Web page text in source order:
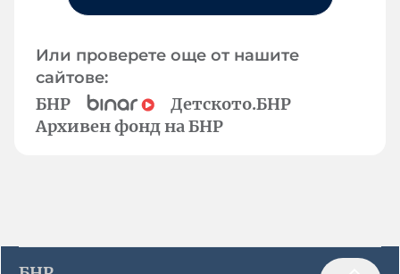
Или проверете още от нашите
сайтове:
БНР
Детското.БНР
Архивен фонд на БНР